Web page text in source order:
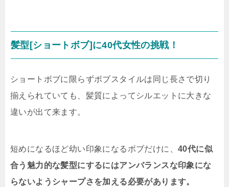
髪型[ショートボブ]に40代女性の挑戦！
ショートボブに限らずボブスタイルは同じ長さで切り
揃えられていても、髪質によってシルエットに大きな
違いが出て来ます。
短めになるほど幼い印象になるボブだけに、 40代に似
合う魅力的な髪型にするにはアンバランスな印象にな
らないようシャープさを加える必要があります。